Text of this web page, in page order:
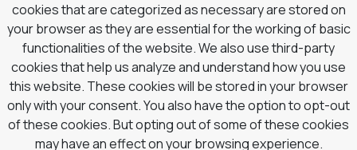
cookies that are categorized as necessary are stored on
your browser as they are essential for the working of basic
functionalities of the website. We also use third-party
cookies that help us analyze and understand how you use
this website. These cookies will be stored in your browser
only with your consent. You also have the option to opt-out
of these cookies. But opting out of some of these cookies
may have an effect on your browsing experience.